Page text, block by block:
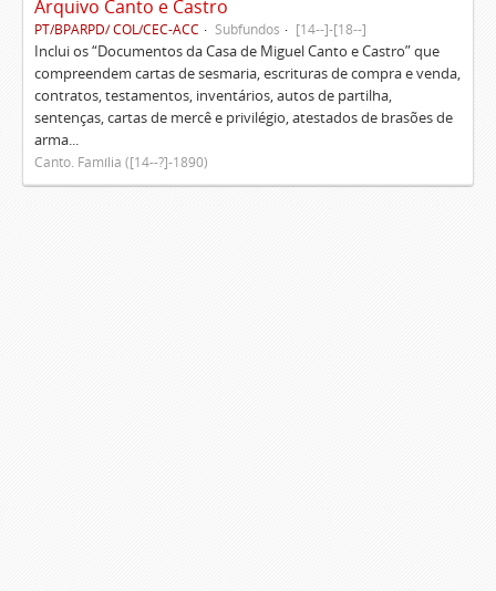
Arquivo Canto e Castro
PT/BPARPD/ COL/CEC-ACC Subfundos [14--]-[18--]
Inclui os “Documentos da Casa de Miguel Canto e Castro” que
compreendem cartas de sesmaria, escrituras de compra e venda,
contratos, testamentos, inventários, autos de partilha,
sentenças, cartas de mercê e privilégio, atestados de brasões de
arma...
Canto. Família ([14--?]-1890)